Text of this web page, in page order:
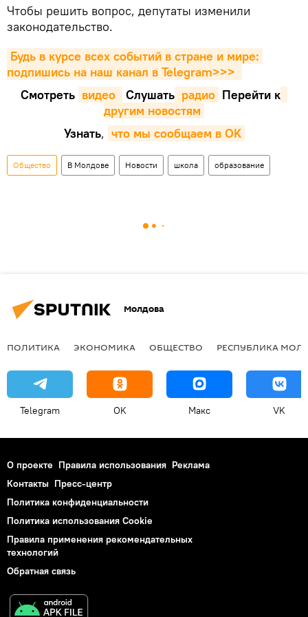
Чтобы решить вопрос, депутаты изменили
законодательство.
Будь в курсе всех событий в стране и мире:
подпишись на наш канал в Telegram>>>
Смотреть видео Cлушать радио Перейти к
другим новостям
Узнать, что мы сообщаем в OK
Общество В Молдове Новости школа образование
Молдова
ПОЛИТИКА ЭКОНОМИКА ОБЩЕСТВО РЕСПУБЛИКА
Telegram OK Макс VK
О проекте Правила использования Реклама
Контакты Пресс-центр
Политика конфиденциальности
Политика использования Cookie
Правила применения рекомендательных
технологий
Обратная связь